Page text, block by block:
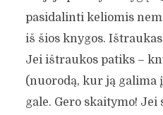
pasidalinti keliomis
iš šios knygos.
Jei ištraukos patiks –
(nuorodą, kur ją
gale. Gero skaitymo! Jei